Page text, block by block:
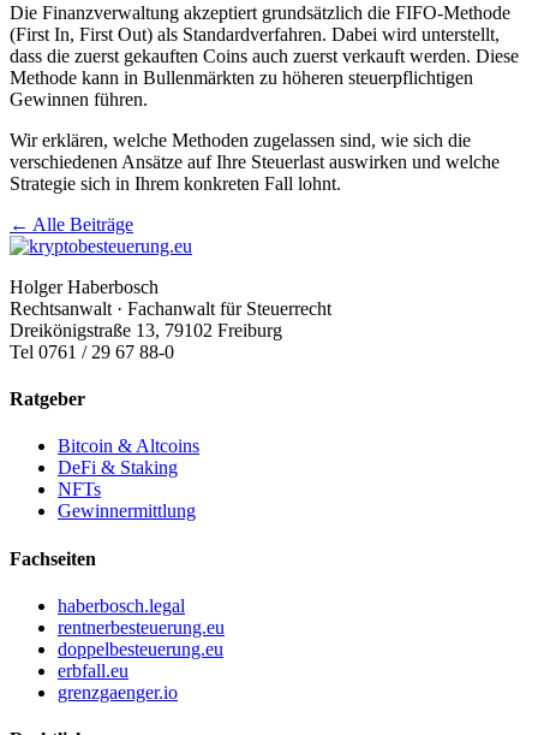
Die Finanzverwaltung akzeptiert grundsätzlich die FIFO-Methode
(First In, First Out) als Standardverfahren. Dabei wird unterstellt,
dass die zuerst gekauften Coins auch zuerst verkauft werden. Diese
Methode kann in Bullenmärkten zu höheren steuerpflichtigen
Gewinnen führen.
Wir erklären, welche Methoden zugelassen sind, wie sich die
verschiedenen Ansätze auf Ihre Steuerlast auswirken und welche
Strategie sich in Ihrem konkreten Fall lohnt.
← Alle Beiträge
Holger Haberbosch
Rechtsanwalt · Fachanwalt für Steuerrecht
Dreikönigstraße 13, 79102 Freiburg
Tel 0761 / 29 67 88-0
Ratgeber
Bitcoin & Altcoins
DeFi & Staking
NFTs
Gewinnermittlung
Fachseiten
haberbosch.legal
rentnerbesteuerung.eu
doppelbesteuerung.eu
erbfall.eu
grenzgaenger.io